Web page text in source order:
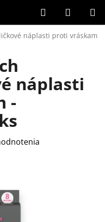
Hľadať
KOŠÍK
náplasti proti vráskam
náplasti
-